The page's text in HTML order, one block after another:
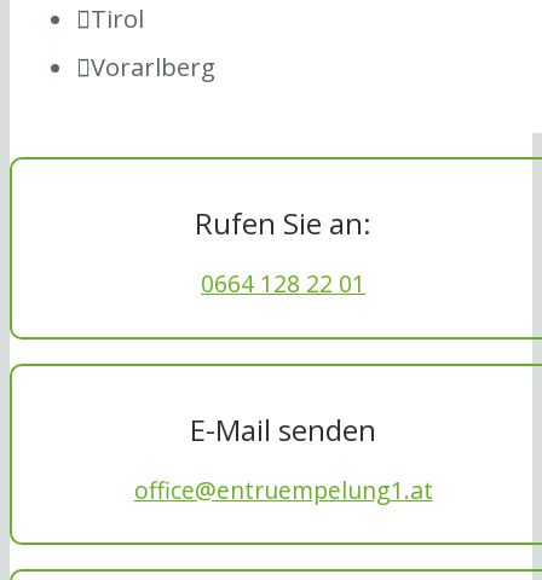
Tirol
Vorarlberg
Rufen Sie an:
0664 128 22 01
E-Mail senden
office@entruempelung1.at